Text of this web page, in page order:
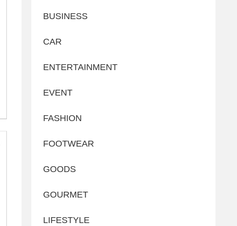
BUSINESS
CAR
ENTERTAINMENT
EVENT
FASHION
FOOTWEAR
GOODS
GOURMET
LIFESTYLE